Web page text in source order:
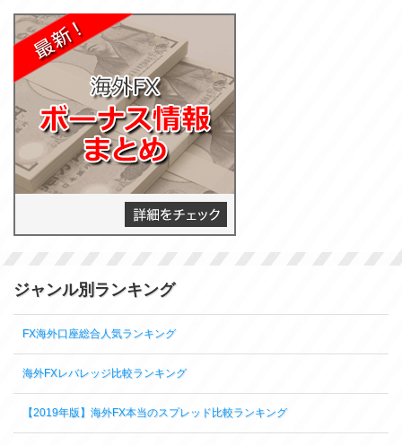
ジャンル別ランキング
FX海外口座総合人気ランキング
海外FXレバレッジ比較ランキング
【2019年版】海外FX本当のスプレッド比較ランキング